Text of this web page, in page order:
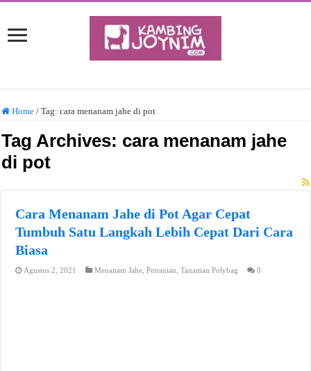
Home / Tag:cara menanam jahe di pot
Tag Archives: cara menanam jahe
di pot
Cara Menanam Jahe di Pot Agar Cepat
Tumbuh Satu Langkah Lebih Cepat Dari Cara
Biasa
Agustus 2, 2021 Menanam Jahe ,Pertanian ,Tanaman Polybag 0